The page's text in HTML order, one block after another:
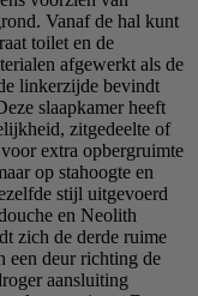
Vanaf de hal kunt
toilet en de
afgewerkt als de
linkerzijde bevindt
slaapkamer heeft
zitgedeelte of
extra opbergruimte
op stahoogte en
stijl uitgevoerd
en Neolith
zich de derde ruime
een deur richting de
aansluiting